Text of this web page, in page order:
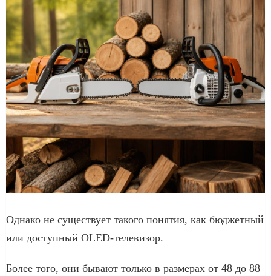
Однако не существует такого понятия, как бюджетный
или доступный OLED-телевизор.
Более того, они бывают только в размерах от 48 до 88